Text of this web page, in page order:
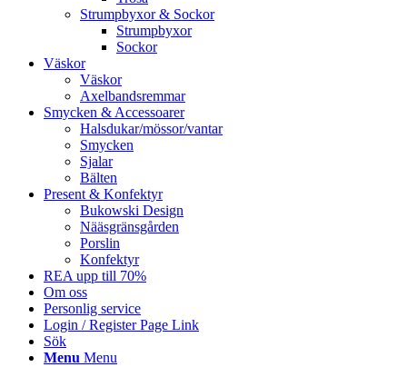
Strumpbyxor & Sockor
Strumpbyxor
Sockor
Väskor
Väskor
Axelbandsremmar
Smycken & Accessoarer
Halsdukar/mössor/vantar
Smycken
Sjalar
Bälten
Present & Konfektyr
Bukowski Design
Nääsgränsgården
Porslin
Konfektyr
REA upp till 70%
Om oss
Personlig service
Login / Register Page Link
Sök
Menu Menu